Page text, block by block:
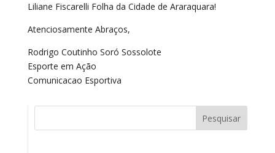
Liliane Fiscarelli Folha da Cidade de Araraquara!
Atenciosamente Abraços,
Rodrigo Coutinho Soró Sossolote
Esporte em Ação
Comunicacao Esportiva